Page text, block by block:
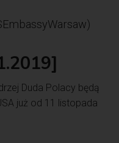
Duda Polacy będą
już od 11 listopada